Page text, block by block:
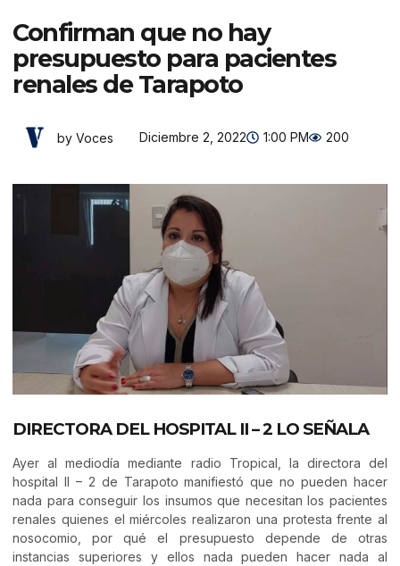
Confirman que no hay
presupuesto para pacientes
renales de Tarapoto
by Voces Diciembre 2, 2022 1:00 PM 200
DIRECTORA DEL HOSPITAL II – 2 LO SEÑALA
Ayer al mediodía mediante radio Tropical, la directora del
hospital II – 2 de Tarapoto manifiestó que no pueden hacer
nada para conseguir los insumos que necesitan los pacientes
renales quienes el miércoles realizaron una protesta frente al
nosocomio, por qué el presupuesto depende de otras
instancias superiores y ellos nada pueden hacer nada al